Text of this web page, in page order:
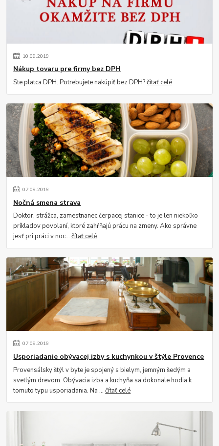
10.09.2019
Nákup tovaru pre firmy bez DPH
Ste platca DPH. Potrebujete nakúpiť bez DPH?čítať celé
07.09.2019
Nočná smena strava
Doktor, strážca, zamestnanec čerpacej stanice - to je len niekoľko
príkladov povolaní, ktoré zahŕňajú prácu na zmeny. Ako správne
jesť pri práci v noc...čítať celé
07.09.2019
Usporiadanie obývacej izby s kuchynkou v štýle Provence
Provensálsky štýl v byte je spojený s bielym, jemným šedým a
svetlým drevom. Obývacia izba a kuchyňa sa dokonale hodia k
tomuto typu usporiadania. Na ...čítať celé